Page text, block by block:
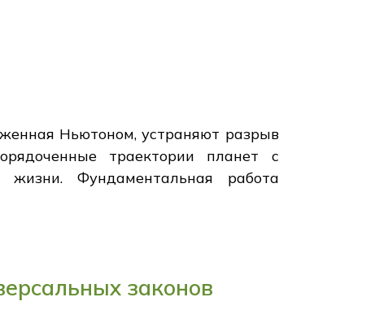
Ньютоном, устраняют разрыв
траектории планет с
Фундаментальная работа
законов